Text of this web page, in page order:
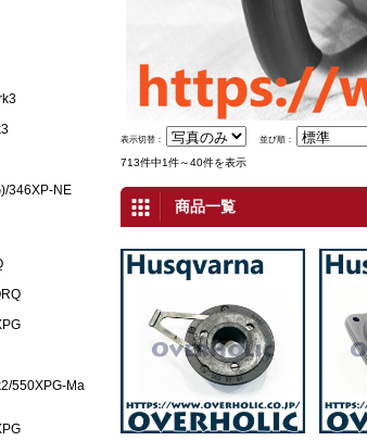
表示切替： 並び順：
713件中1件～40件を表示
商品一覧
346XP-NE
550XPG-Ma